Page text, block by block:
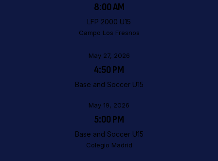
8:00 AM
LFP 2000 U15
Campo Los Fresnos
May 27, 2026
4:50 PM
Base and Soccer U15
May 19, 2026
5:00 PM
Base and Soccer U15
Colegio Madrid